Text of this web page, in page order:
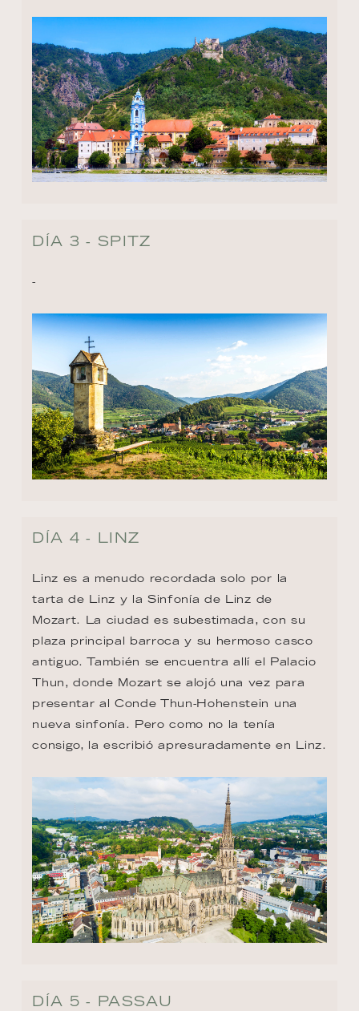
DÍA 3 - SPITZ
-
DÍA 4 - LINZ
Linz es a menudo recordada solo por la
tarta de Linz y la Sinfonía de Linz de
Mozart. La ciudad es subestimada, con su
plaza principal barroca y su hermoso casco
antiguo. También se encuentra allí el Palacio
Thun, donde Mozart se alojó una vez para
presentar al Conde Thun-Hohenstein una
nueva sinfonía. Pero como no la tenía
consigo, la escribió apresuradamente en Linz.
DÍA 5 - PASSAU